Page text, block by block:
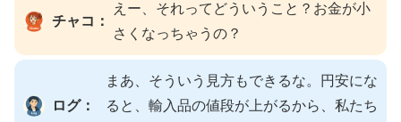
チャコ：
えー、それってどういうこと？お金が小
さくなっちゃうの？
ログ：
まあ、そういう見方もできるな。円安にな
ると、輸入品の値段が上がるから、私たち